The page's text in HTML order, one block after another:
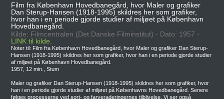
Film fra København Hovedbanegård, hvor Maler og grafiker
Dan Sterup-Hansen (1918-1995) skildres her som grafiker,
hvor han i en periode gjorde studier af miljøet på København
Hovedbanegård.
Kilde: Filmcentralen (Det Danske Filminstitut) - Dato: 1957 -
LINK til kilde.
Noter til: Film fra København Hovedbanegård, hvor Maler og grafiker Dan Sterup-
Hansen (1918-1995) skildres her som grafiker, hvor han i en periode gjorde studier
af miljøet på København Hovedbanegård.
1957, 12 min., Stum
Maler og grafiker Dan Sterup-Hansen (1918-1995) skildres her som grafiker, hvor
han i en periode gjorde studier af miljøet på Københavns Hovedbanegård. Senere
følges processerne ved sort- og farveraderingernes tilblivelse. Vi ser også